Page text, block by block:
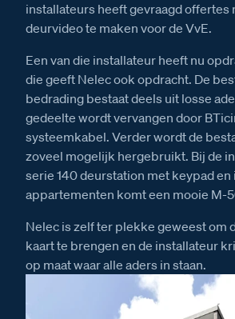
installateurs heeft gevraagd offertes
deurvideo te maken voor de VvE.
Een van die installateur heeft nu
die geeft Nelec ook opdracht. De
bedrading bestaat deels uit losse
gedeelte wordt vervangen door
systeemkabel. Verder wordt de
zoveel mogelijk hergebruikt. Bij de
serie 140 deurstation met keypad en
appartementen komt een mooie M-
Nelec is zelf ter plekke geweest om
kaart te brengen en de installateur
op maat waar alle aders in staan.